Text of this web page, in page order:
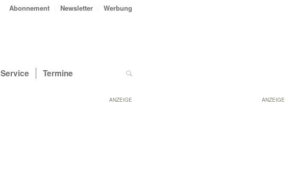
ANZEIGE
Abonnement Newsletter Werbung
Service Termine
ANZEIGE